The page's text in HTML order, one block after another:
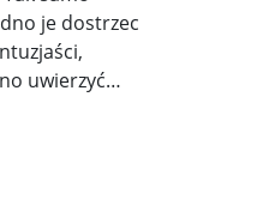
je dostrzec
uwierzyć…